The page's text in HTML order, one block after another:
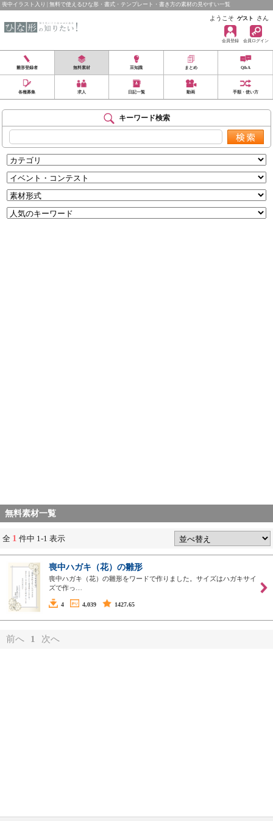
喪中イラスト入り | 無料で使えるひな形・書式・テンプレート・書き方の素材の見やすい一覧
ようこそ ゲスト さん
会員登録 会員ログイン
雛形登録者 無料素材 豆知識 まとめ Q&A
各種募集 求人 日記一覧 動画 手順・使い方
キーワード検索
無料素材一覧
全 1 件中 1-1 表示
喪中ハガキ（花）の雛形
喪中ハガキ（花）の雛形をワードで作りました。サイズはハガキサイ
ズで作っ…
4 4,039 1427.65
前へ 1 次へ